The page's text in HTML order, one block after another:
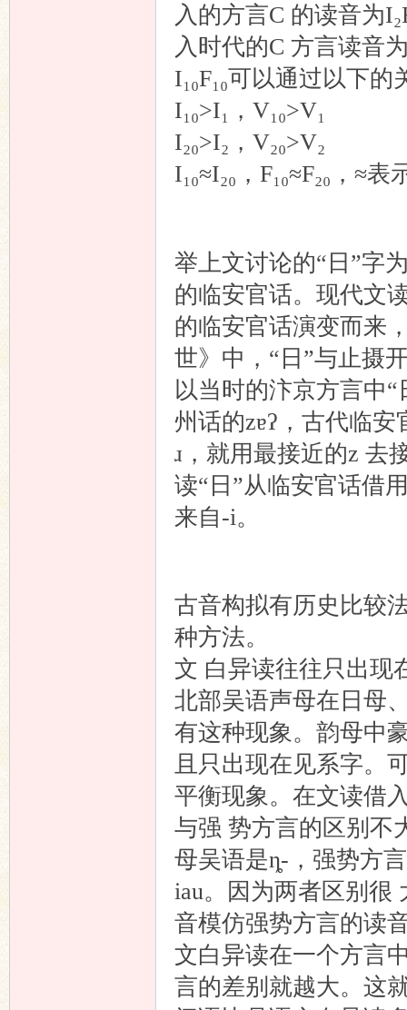
入的方言C 的读音为
入时代的C 方言读音
I₁₀F₁₀可以通过以下
I₁₀>I₁，V₁₀>V₁
I₂₀>I₂，V₂₀>V₂
I₁₀≈I₂₀，F₁₀≈F₂₀，≈
举上文讨论的“日”字
的临安官话。现代文
的临安官话演变而来
世》中，“日”与止摄
以当时的汴京方言中“
州话的zɐʔ，古代临
ɹ，就用最接近的z 去
读“日”从临安官话借
来自-i。
古音构拟有历史比较
种方法。
文 白异读往往只出现
北部吴语声母在日母
有这种现象。韵母中
且只出现在见系字。
平衡现象。在文读借
与强 势方言的区别不
母吴语是ȵ-，强势方
iau。因为两者区别很
音模仿强势方言的读
文白异读在一个方言
言的差别就越大。这